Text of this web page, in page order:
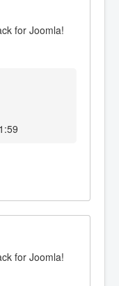
for Joomla!
for Joomla!